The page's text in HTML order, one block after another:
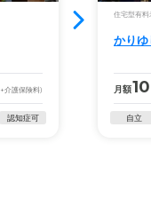
+介護保険料)
認知症可
住宅型有料
かり
月額
自立